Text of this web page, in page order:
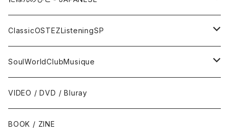
トランペット - Trumpet
トロンボーン - Trombone
フルート/クラリネット - Flute / Clarinet
ヴァイヴ/オルガン - Vibraphone/organ
SURF / INSTRO
FOLK / SSW
COUNTRY / BLUEGRASS
HILLBILLY / ROCKABILLY / R&R
グループサウンズ - GS
にほんのポップス
アイドル
ニューミュージック / にほんのフォーク
ClassicOSTEZListeningSP
CLASSIC
サウンド・トラック/映画音楽 - SOUNDTRACKS
にほんのテレビ主題歌・テーマ
COMEDY / SPOKEN WORD / READING
SoulWorldClubMusique
SOUL / FUNK
BLUES
VIDEO / DVD / Bluray
BOOK / ZINE